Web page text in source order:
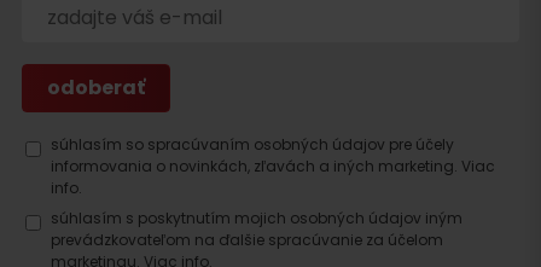
ubytovanie
súhlasím so spracúvaním osobných údajov pre účely
informovania o novinkách, zľavách a iných marketing. Viac
info.
súhlasím s poskytnutím mojich osobných údajov iným
prevádzkovateľom na ďalšie spracúvanie za účelom
marketingu. Viac info.